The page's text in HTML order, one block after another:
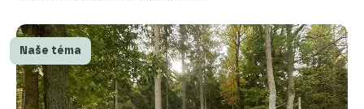
Naše téma